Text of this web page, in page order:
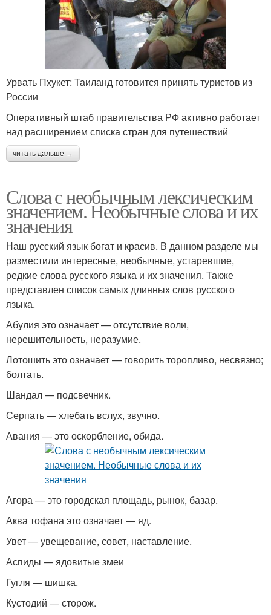
Урвать Пхукет: Таиланд готовится принять туристов из
России
Оперативный штаб правительства РФ активно работает
над расширением списка стран для путешествий
читать дальше →
Слова с необычным лексическим
значением. Необычные слова и их
значения
Наш русский язык богат и красив. В данном разделе мы
разместили интересные, необычные, устаревшие,
редкие слова русского языка и их значения. Также
представлен список самых длинных слов русского
языка.
Абулия это означает — отсутствие воли,
нерешительность, неразумие.
Лотошить это означает — говорить торопливо, несвязно;
болтать.
Шандал — подсвечник.
Серпать — хлебать вслух, звучно.
Авания — это оскорбление, обида.
Агора — это городская площадь, рынок, базар.
Аква тофана это означает — яд.
Увет — увещевание, совет, наставление.
Аспиды — ядовитые змеи
Гугля — шишка.
Кустодий — сторож.